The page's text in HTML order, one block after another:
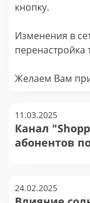
кнопку.
Изменения в
перенастройка
Желаем Вам
11.03.2025
Канал
абонентов
24.02.2025